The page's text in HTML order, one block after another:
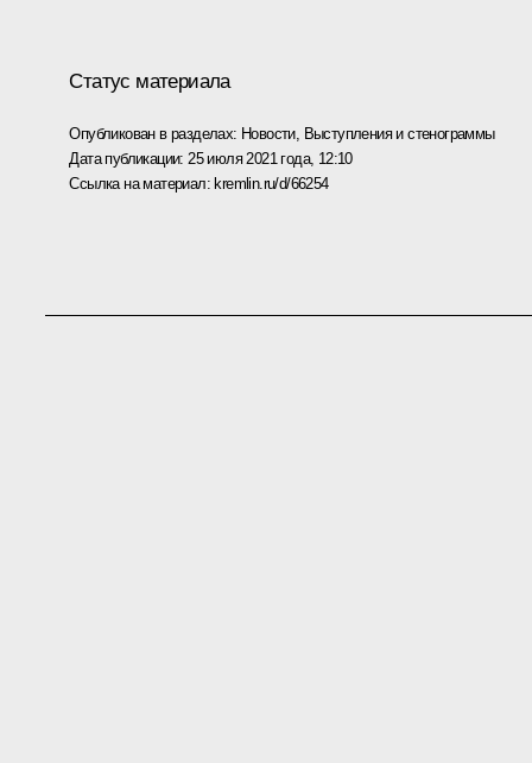
Статус материала
Опубликован в разделах: Новости, Выступления и стенограммы
Дата публикации: 25 июля 2021 года, 12:10
Ссылка на материал: kremlin.ru/d/66254